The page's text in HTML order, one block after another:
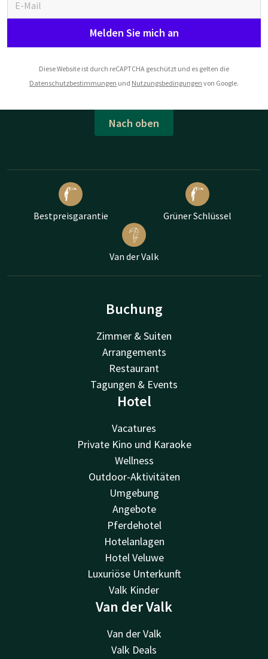
Melden Sie mich an
Diese Website ist durch reCAPTCHA geschützt und es gelten die
Datenschutzbestimmungen und Nutzungsbedingungen von Google.
Nach oben
Bestpreisgarantie Grüner Schlüssel
Van der Valk
Buchung
Zimmer & Suiten
Arrangements
Restaurant
Tagungen & Events
Hotel
Vacatures
Private Kino und Karaoke
Wellness
Outdoor-Aktivitäten
Umgebung
Angebote
Pferdehotel
Hotelanlagen
Hotel Veluwe
Luxuriöse Unterkunft
Valk Kinder
Van der Valk
Van der Valk
Valk Deals